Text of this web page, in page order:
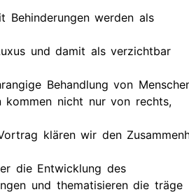
Behinderungen werden als
und damit als verzichtbar
Behandlung von
kommen nicht nur von rechts,
klären wir den
die Entwicklung des
und thematisieren die träge